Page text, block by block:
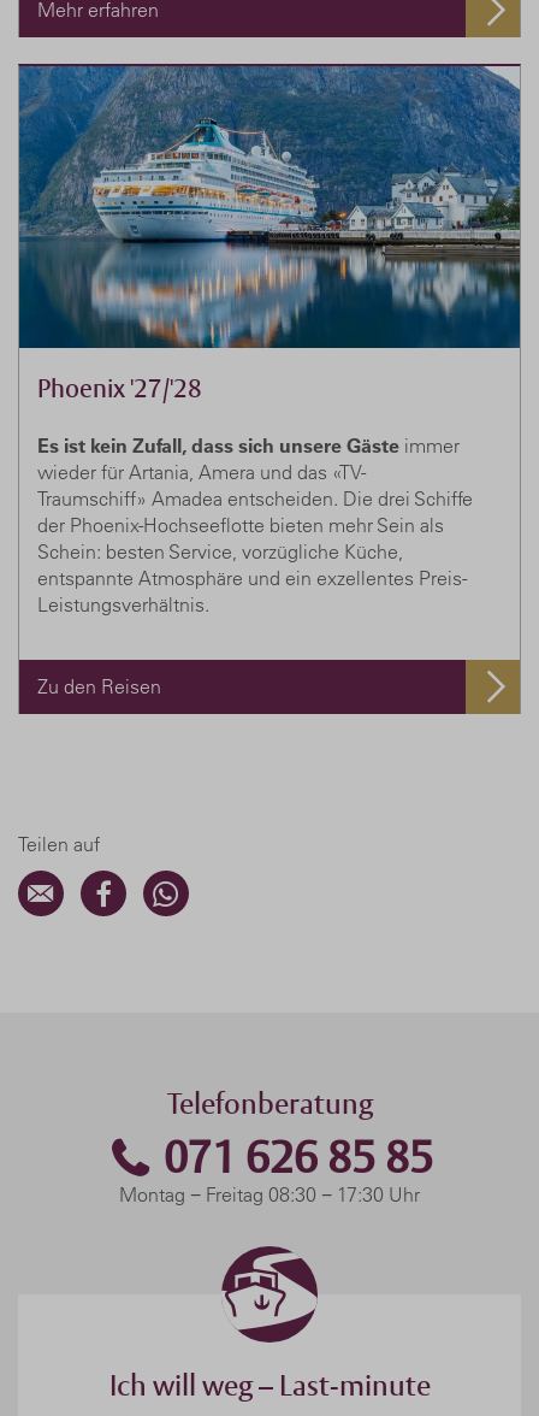
Mehr erfahren
Phoenix '27/'28
Es ist kein Zufall, dass sich unsere Gäste immer
wieder für Artania, Amera und das «TV-
Traumschiff» Amadea entscheiden. Die drei Schiffe
der Phoenix-Hochseeflotte bieten mehr Sein als
Schein: besten Service, vorzügliche Küche,
entspannte Atmosphäre und ein exzellentes Preis-
Leistungsverhältnis.
Zu den Reisen
Teilen auf
Telefonberatung
071 626 85 85
Montag − Freitag 08:30 − 17:30 Uhr
Ich will weg – Last-minute